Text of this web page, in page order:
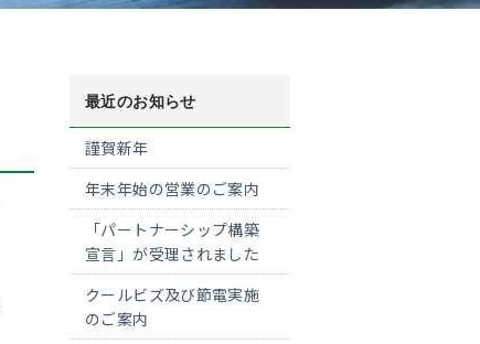
最近のお知らせ
謹賀新年
年末年始の営業のご案内
「パートナーシップ構築
宣言」が受理されました
クールビズ及び節電実施
のご案内